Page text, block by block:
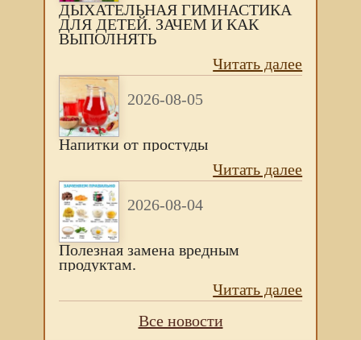
ДЫХАТЕЛЬНАЯ ГИМНАСТИКА
ДЛЯ ДЕТЕЙ. ЗАЧЕМ И КАК
ВЫПОЛНЯТЬ
Читать далее
2026-08-05
Напитки от простуды
Читать далее
2026-08-04
Полезная замена вредным
продуктам.
Читать далее
Все новости